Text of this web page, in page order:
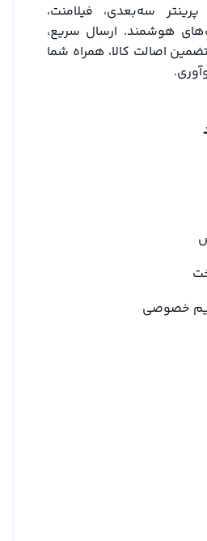
سه‌بعدی، فیلامنت،
هوشمند. ارسال سریع،
اصالت کالا، همراه شما
خصوصی